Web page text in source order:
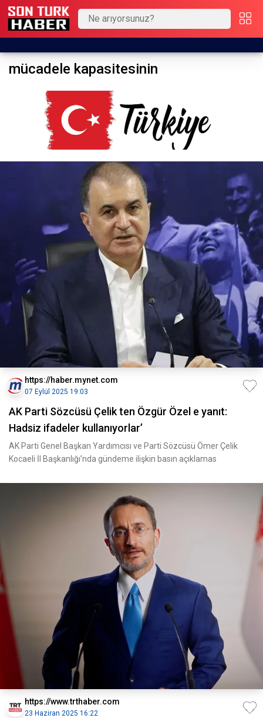
mücadele kapasitesinin
https://haber.mynet.com
07 Eylül 2025 19:03
AK Parti Sözcüsü Çelik ten Özgür Özel e yanıt:
Hadsiz ifadeler kullanıyorlar’
AK Parti Genel Başkan Yardımcısı ve Parti Sözcüsü Ömer Çelik
Kocaeli İl Başkanlığı’nda gündeme ilişkin basın açıklamas
https://www.trthaber.com
23 Haziran 2025 16:22